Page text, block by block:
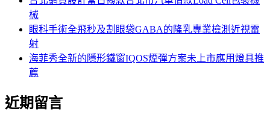
械
眼科手術全飛秒及割眼袋GABA的隆乳專業檢測近視雷
射
海菲秀全新的隱形鐵窗IQOS煙彈方案未上市應用燈具推
薦
近期留言